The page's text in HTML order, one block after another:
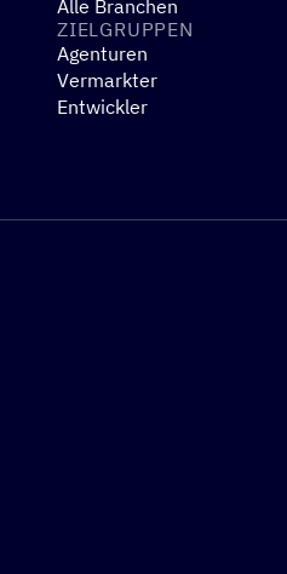
Alle Branchen
ZIEL­GRUP­PEN
Agenturen
Vermarkter
Entwickler